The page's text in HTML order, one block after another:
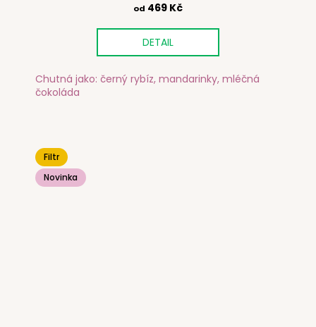
od 469 Kč
DETAIL
Chutná jako: černý rybíz, mandarinky, mléčná
čokoláda
Filtr
Novinka